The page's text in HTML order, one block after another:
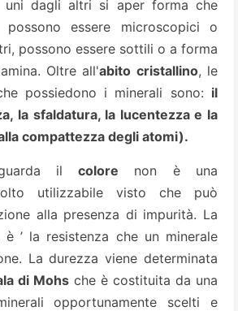
uni dagli altri si aper forma che
possono essere microscopici o
possono essere sottili o a forma
Oltre all'abito cristallino, le
possiedono i minerali sono: il
la sfaldatura, la lucentezza e la
compattezza degli atomi).
ilcolore non è una
utilizzabile visto che può
alla presenza di impurità. La
è ’ la resistenza che un minerale
La durezza viene determinata
di Mohs che è costituita da una
opportunamente scelti e